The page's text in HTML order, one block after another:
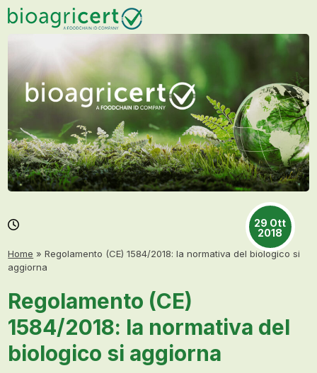
Skip
to
Open
mobile
menu
Close
mobile
menu
29 Ott
2018
Home »Regolamento (CE) 1584/2018: la normativa del biologico si
aggiorna
Regolamento (CE)
1584/2018: la normativa del
biologico si aggiorna